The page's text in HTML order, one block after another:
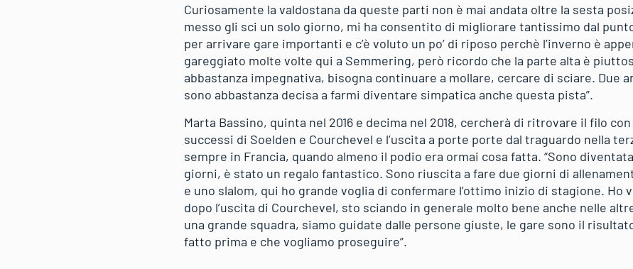
Curiosamente la valdostana da queste parti non è mai andata oltre la sesta
messo gli sci un solo giorno, mi ha consentito di migliorare tantissimo dal
per arrivare gare importanti e c’è voluto un po’ di riposo perchè l’inverno è
gareggiato molte volte qui a Semmering, però ricordo che la parte alta è
abbastanza impegnativa, bisogna continuare a mollare, cercare di sciare. Due
sono abbastanza decisa a farmi diventare simpatica anche questa pista”.
Marta Bassino, quinta nel 2016 e decima nel 2018, cercherà di ritrovare il filo
successi di Soelden e Courchevel e l’uscita a porte porte dal traguardo nella
sempre in Francia, quando almeno il podio era ormai cosa fatta. “Sono
giorni, è stato un regalo fantastico. Sono riuscita a fare due giorni di
e uno slalom, qui ho grande voglia di confermare l’ottimo inizio di stagione. Ho
dopo l’uscita di Courchevel, sto sciando in generale molto bene anche nelle
una grande squadra, siamo guidate dalle persone giuste, le gare sono il
fatto prima e che vogliamo proseguire”.